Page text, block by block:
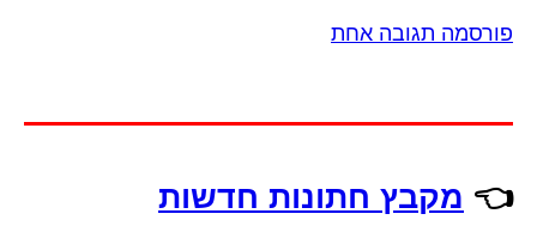
פורסמה תגובה אחת
👈 מקבץ חתונות חדשות